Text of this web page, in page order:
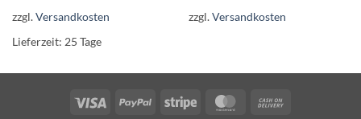
mehrere
Varianten
Die
können
zzgl.Versandkosten
Lieferzeit: 25 Tage
mehrere
Die
können
zzgl.Versandkosten
Visa PayPal Stripe MasterCard